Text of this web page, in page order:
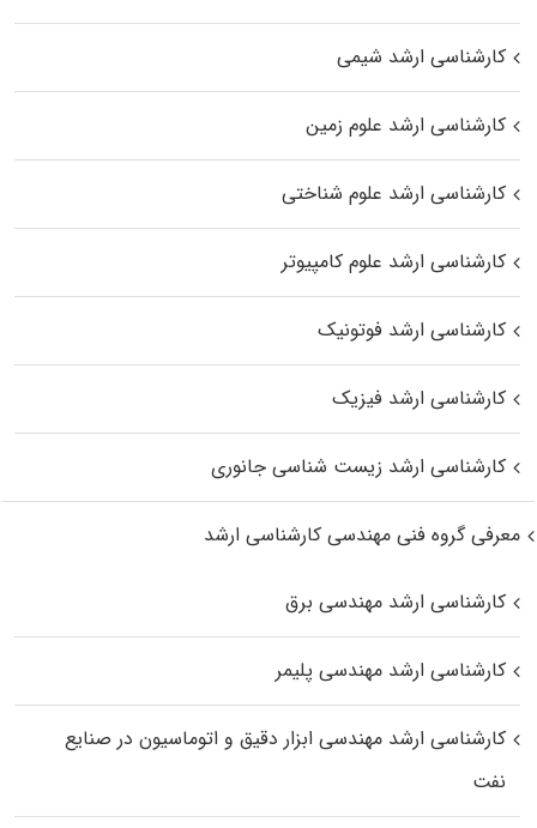
کارشناسی ارشد شیمی
کارشناسی ارشد علوم زمین
کارشناسی ارشد علوم شناختی
کارشناسی ارشد علوم کامپیوتر
کارشناسی ارشد فوتونیک
کارشناسی ارشد فیزیک
کارشناسی ارشد زیست‌ شناسی جانوری
معرفی گروه فنی مهندسی کارشناسی ارشد
کارشناسی ارشد مهندسی برق
کارشناسی ارشد مهندسی پلیمر
کارشناسی ارشد مهندسی ابزار دقیق و اتوماسیون در صنایع
نفت